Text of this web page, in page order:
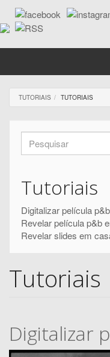
Passar
para
o
TUTORIAIS TUTORIAIS
Formulário
de
pesquisa
Tutoriais
Digitalizar película p&b
Revelar película p&b
Revelar slides em
Tutoriais
Digitalizar